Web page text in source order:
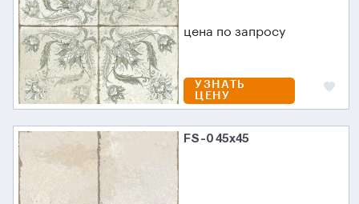
цена по запросу
УЗНАТЬ
ЦЕНУ
FS-0 45x45